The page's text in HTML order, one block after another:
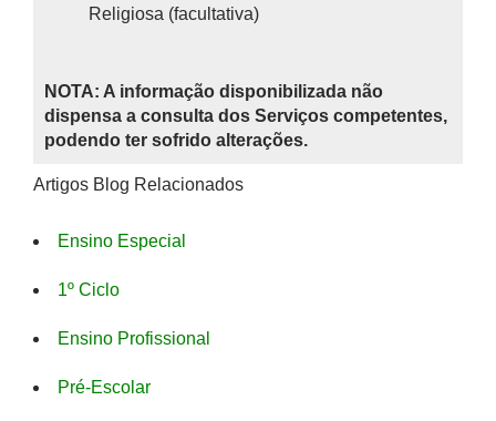
Religiosa (facultativa)
NOTA: A informação disponibilizada não
dispensa a consulta dos Serviços competentes,
podendo ter sofrido alterações.
Artigos Blog Relacionados
Ensino Especial
1º Ciclo
Ensino Profissional
Pré-Escolar